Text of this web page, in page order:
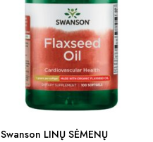
Swanson LINŲ SĖMENŲ